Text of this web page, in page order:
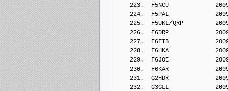
223.  F5NCU
224.  F5PAL
225.  F5UKL/QRP
226.  F6DRP
227.  F6FTB
228.  F6HKA
229.  F6JOE
230.  F6KAR
231.  G2HDR
232.  G3GLL